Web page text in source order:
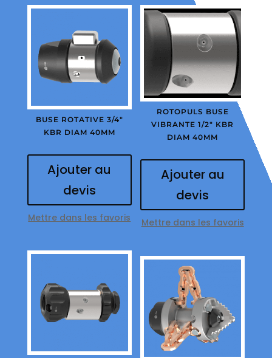
BUSE ROTATIVE 3/4″
KBR DIAM 40MM
Ajouter au
devis
Mettre dans les favoris
ROTOPULS BUSE
VIBRANTE 1/2″ KBR
DIAM 40MM
Ajouter au
devis
Mettre dans les favoris